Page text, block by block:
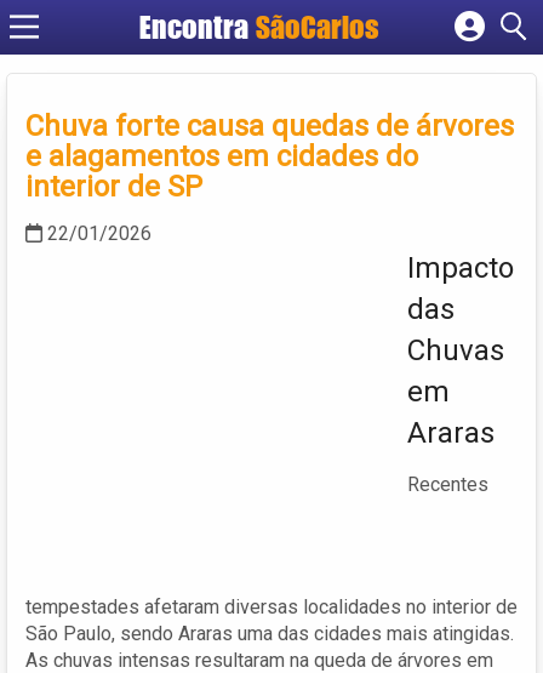
EncontraSãoCarlos
Cadastrar empresa
Criar conta
Chuva forte causa quedas de árvores
e alagamentos em cidades do
interior de SP
22/01/2026
Impacto
das
Chuvas
em
Araras
Recentes
tempestades afetaram diversas localidades no interior de
São Paulo, sendo Araras uma das cidades mais atingidas.
As chuvas intensas resultaram na queda de árvores em